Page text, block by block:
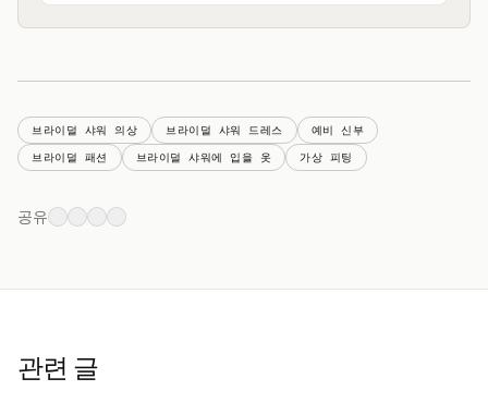
브라이덜 샤워 의상 브라이덜 샤워 드레스
예비 신부
브라이덜 패션
브라이덜 샤워에 입을 옷 가상 피팅
공유
관련 글